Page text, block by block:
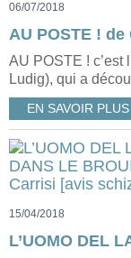
06/07/2018
AU POSTE !
AU POSTE ! c’est
Ludig), qui a
EN SAVOIR PLUS
15/04/2018